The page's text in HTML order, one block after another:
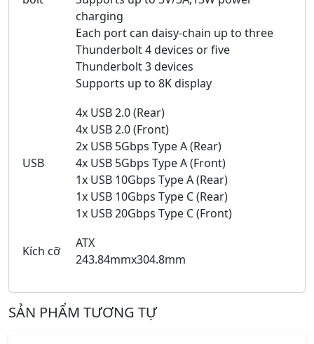
charging
Each port can daisy-chain up to three
Thunderbolt 4 devices or five
Thunderbolt 3 devices
Supports up to 8K display
USB
4x USB 2.0 (Rear)
4x USB 2.0 (Front)
2x USB 5Gbps Type A (Rear)
4x USB 5Gbps Type A (Front)
1x USB 10Gbps Type A (Rear)
1x USB 10Gbps Type C (Rear)
1x USB 20Gbps Type C (Front)
Kích cỡ
ATX
243.84mmx304.8mm
SẢN PHẨM TƯƠNG TỰ